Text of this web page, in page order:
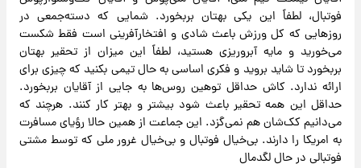
فوتبال، لطفاً این یکی بهتان بربخورد. شمایی که دسته‌جمعی در
روزهایی که کل ورزش باعث شادی و افتخارآفرینی است فقط شکست
می‌خورید و مایه آبروریزی هستید، لطفاً این میزان از تحقیر بهتان
بربخورد تا شاید بروید و فکری اساسی به حال تیمی بکنید که چیزی برای
ارائه ندارد. کاش حداقل توهین روس‌ها به جایی از آقایان بربخورد.
حداقل این همه تحقیر باعث شود بیشتر و بهتر کار کنند. هرچند که
می‌دانیم کک‌شان هم نمی‌گزد. این جماعت از همین حالا رؤیای مسافرت
به امریکا را دارند. بی‌خیال فوتبال و بی‌خیال غرور ملی که توسط مشتی
فوتبالی در حال لگدمال